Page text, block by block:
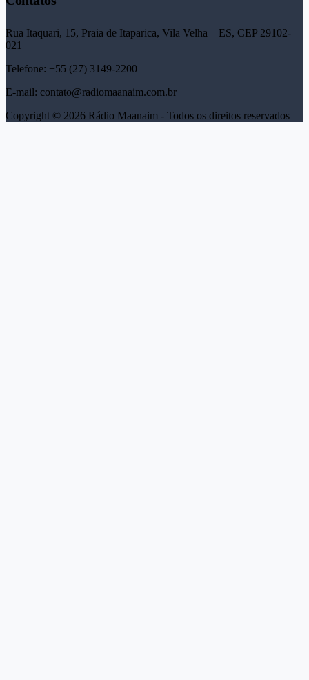
Rua Itaquari, 15, Praia de Itaparica, Vila Velha – ES, CEP 29102-
021
Telefone: +55 (27) 3149-2200
E-mail: contato@radiomaanaim.com.br
Copyright © 2026 Rádio Maanaim - Todos os direitos reservados